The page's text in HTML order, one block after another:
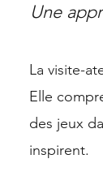
Une
La visite-
Elle
des jeux
inspirent.